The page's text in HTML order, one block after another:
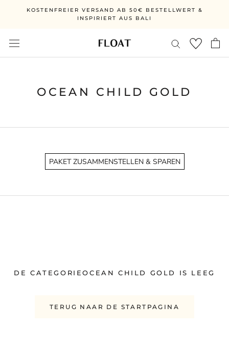
KOSTENFREIER VERSAND AB 50€ BESTELLWERT &
INSPIRIERT AUS BALI
OCEAN CHILD GOLD
PAKET ZUSAMMENSTELLEN & SPAREN
DE CATEGORIEOCEAN CHILD GOLD IS LEEG
TERUG NAAR DE STARTPAGINA